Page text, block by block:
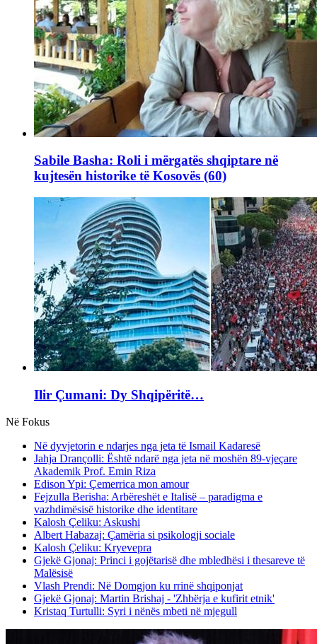
Sabile Basha: Roli i mërgatës shqiptare në
kujtesën historike të Kosovës (60)
Ilir Çumani: Dy Shqipëritë…
Në Fokus
Në dyvjetorin e ndarjes nga jeta të Ismail Kadaresë
Jahja Drançolli: Është ndarë nga jeta në moshën 89-vjeçare
Akademik Prof. Emin Riza
Edison Ypi: Çemerrica mon amour
Fejzulla Berisha: Arbëreshët e Italisë – paradigma e
vazhdimësisë historike dhe identitare
Kalosh Çeliku: Askushi
Albert Habazaj: Çamëria si psikologji sociale
Kalosh Çeliku: Kryevepra
Gjekë Gjonaj: Princi i gojëtarisë dhe mbledhësi i thesareve të
Malësisë
Vlash Prendi: Në Domgjon ku rrinë shqiponjat
Gjekë Gjonaj: Martin Brishaj - 'Zhbërja e kufirit etnik'
Kristaq Turtulli: Syri i nënës mbeti në mjegull